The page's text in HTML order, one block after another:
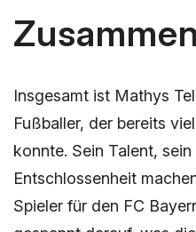
Insgesamt ist Mathys
Fußballer, der bereits
konnte. Sein Talent,
Entschlossenheit
Spieler für den FC